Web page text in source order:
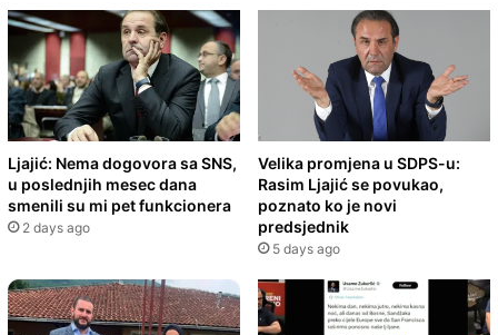
Ljajić: Nema dogovora sa SNS,
u poslednjih mesec dana
smenili su mi pet funkcionera
2 days ago
Velika promjena u SDPS-u:
Rasim Ljajić se povukao,
poznato ko je novi
predsjednik
5 days ago